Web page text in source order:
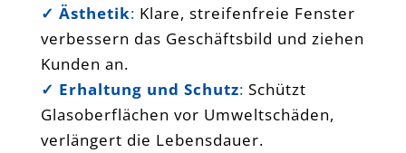
✓ Ästhetik: Klare, streifenfreie Fenster
verbessern das Geschäftsbild und ziehen
Kunden an.
✓ Erhaltung und Schutz: Schützt
Glasoberflächen vor Umweltschäden,
verlängert die Lebensdauer.